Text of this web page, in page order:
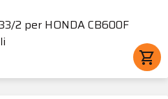
2 per HONDA CB600F
shopping_cart